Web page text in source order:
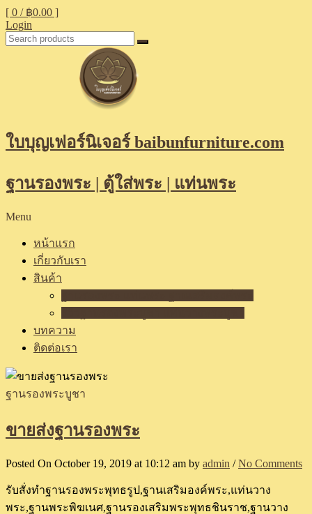
[ 0 / ฿0.00 ]
Login
ใบบุญเฟอร์นิเจอร์ baibunfurniture.com
ฐานรองพระ | ตู้ใส่พระ | แท่นพระ
Menu
หน้าแรก
เกี่ยวกับเรา
สินค้า
บทความ
ติดต่อเรา
ฐานรองพระบูชา
ขายส่งฐานรองพระ
Posted On October 19, 2019 at 10:12 am by admin /No Comments
รับสั่งทำฐานรองพระพุทธรูป,ฐานเสริมองค์พระ,แท่นวาง
พระ,ฐานพระพิฆเนศ,ฐานรองเสริมพระพุทธชินราช,ฐานวาง